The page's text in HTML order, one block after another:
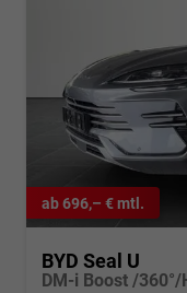
ab 696,– € mtl.
BYD Seal U
DM-i Boost /